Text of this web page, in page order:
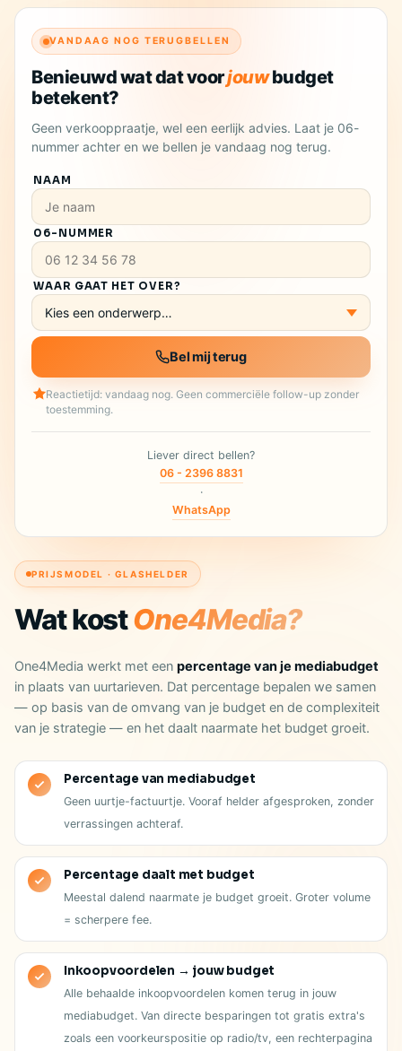
PRIJSMODEL · GLASHELDER
Wat kostOne4Media?
One4Media werkt met een percentage van je mediabudget
in plaats van uurtarieven. Dat percentage bepalen we samen
— op basis van de omvang van je budget en de complexiteit
van je strategie — en het daalt naarmate het budget groeit.
Percentage van mediabudget
Geen uurtje-factuurtje. Vooraf helder afgesproken, zonder
verrassingen achteraf.
Percentage daalt met budget
Meestal dalend naarmate je budget groeit. Groter volume
= scherpere fee.
Inkoopvoordelen → jouw budget
Alle behaalde inkoopvoordelen komen terug in jouw
mediabudget. Van directe besparingen tot gratis extra's
zoals een voorkeurspositie op radio/tv, een rechterpagina
VANDAAG NOG TERUGBELLEN
Benieuwd wat dat voorjouwbudget
betekent?
Geen verkooppraatje, wel een eerlijk advies. Laat je 06-
nummer achter en we bellen je vandaag nog terug.
NAAM
06-NUMMER
WAAR GAAT HET OVER?
Bel mij terug
Reactietijd: vandaag nog. Geen commerciële follow-up zonder
toestemming.
Liever direct bellen?
06 - 2396 8831
·
WhatsApp